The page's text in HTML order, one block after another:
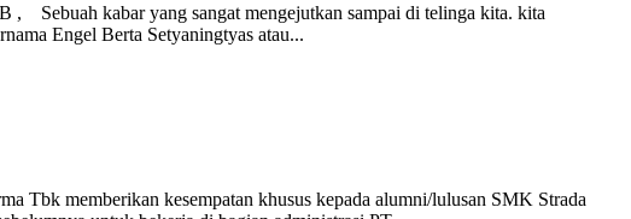
Sebuah kabar yang sangat mengejutkan sampai di telinga kita. kita
Engel Berta Setyaningtyas atau...
Tbk memberikan kesempatan khusus kepada alumni/lulusan SMK Strada